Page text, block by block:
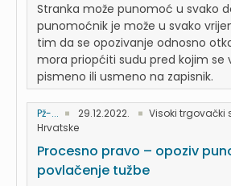
Stranka može punomoć u svako
punomoćnik je može u svako
tim da se opozivanje odnosno
mora priopćiti sudu pred kojim se
pismeno ili usmeno na zapisnik.
Pž-... 29.12.2022.
Visoki trgovački
Hrvatske
Procesno pravo – opoziv
povlačenje tužbe